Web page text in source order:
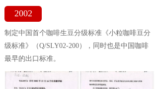
2002
制定中国首个咖啡生豆分级标准《小粒咖啡豆分
级标准》（Q/SLY02-200），同时也是中国咖啡
最早的出口标准。